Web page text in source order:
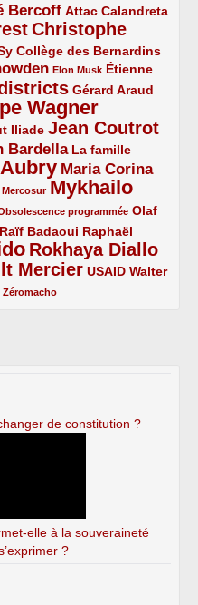
Bercoff Attac Calandreta
Christophe
Collège des Bernardins
Elon Musk Étienne
Gérard Araud
Wagner
Iliade Jean Coutrot
Bardella La famille
Maria Corina
Mercosur Mykhailo
programmée Olaf
Raïf Badaoui Raphaël
Rokhaya Diallo
Mercier USAID Walter
Zéromacho
de constitution ?
elle à la souveraineté
?